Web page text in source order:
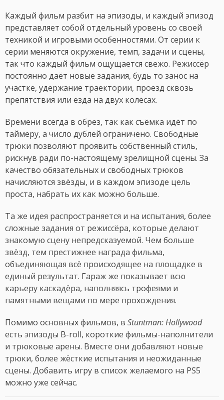
Каждый фильм разбит на эпизоды, и каждый эпизод
представляет собой отдельный уровень со своей
техникой и игровыми особенностями. От серии к
серии меняются окружение, темп, задачи и сцены,
так что каждый фильм ощущается свежо. Режиссёр
постоянно даёт новые задания, будь то занос на
участке, удержание траектории, проезд сквозь
препятствия или езда на двух колёсах.
Времени всегда в обрез, так как съёмка идёт по
таймеру, а число дублей ограничено. Свободные
трюки позволяют проявить собственный стиль,
рискнув ради по-настоящему зрелищной сцены. За
качество обязательных и свободных трюков
начисляются звёзды, и в каждом эпизоде цель
проста, набрать их как можно больше.
Та же идея распространяется и на испытания, более
сложные задания от режиссёра, которые делают
знакомую сцену непредсказуемой. Чем больше
звёзд, тем престижнее награда фильма,
объединяющая всё происходящее на площадке в
единый результат. Гараж же показывает всю
карьеру каскадёра, наполняясь трофеями и
памятными вещами по мере прохождения.
Помимо основных фильмов, в Stuntman: Hollywood
есть эпизоды B-roll, короткие фильмы-наполнители
и трюковые арены. Вместе они добавляют новые
трюки, более жёсткие испытания и неожиданные
сцены. Добавить игру в список желаемого на PS5
можно уже сейчас.